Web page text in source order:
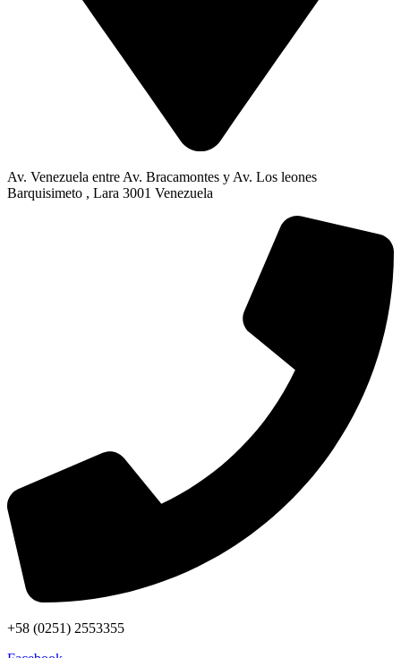
Av. Venezuela entre Av. Bracamontes y Av. Los leones
Barquisimeto , Lara 3001 Venezuela
+58 (0251) 2553355